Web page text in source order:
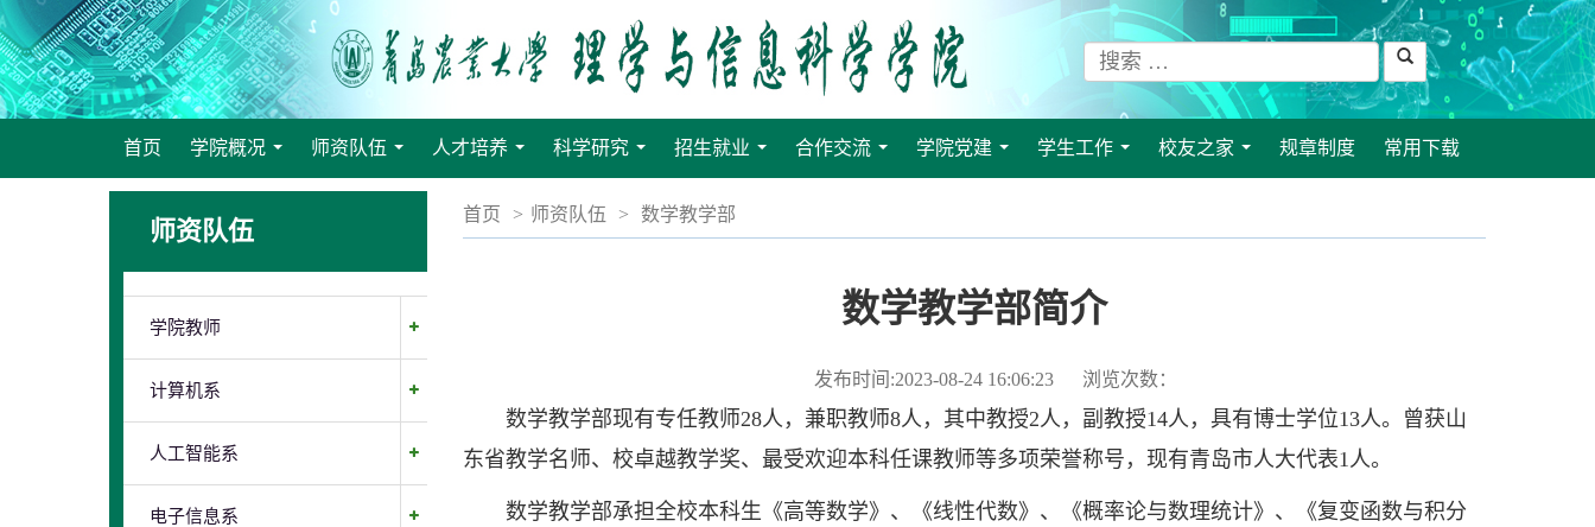
首页 学院概况 师资队伍 人才培养 科学研究 招生就业 合作交流 学院党建 学生工作 校友之家 规章制度 常用下载
师资队伍
学院教师
计算机系
人工智能系
电子信息系
首页 > 师资队伍 > 数学教学部
数学教学部简介
发布时间:2023-08-24 16:06:23 浏览次数：
数学教学部现有专任教师28人，兼职教师8人，其中教授2人，副教授14人，具有博士学位13人。曾获山
东省教学名师、校卓越教学奖、最受欢迎本科任课教师等多项荣誉称号，现有青岛市人大代表1人。
数学教学部承担全校本科生《高等数学》、《线性代数》、《概率论与数理统计》、《复变函数与积分